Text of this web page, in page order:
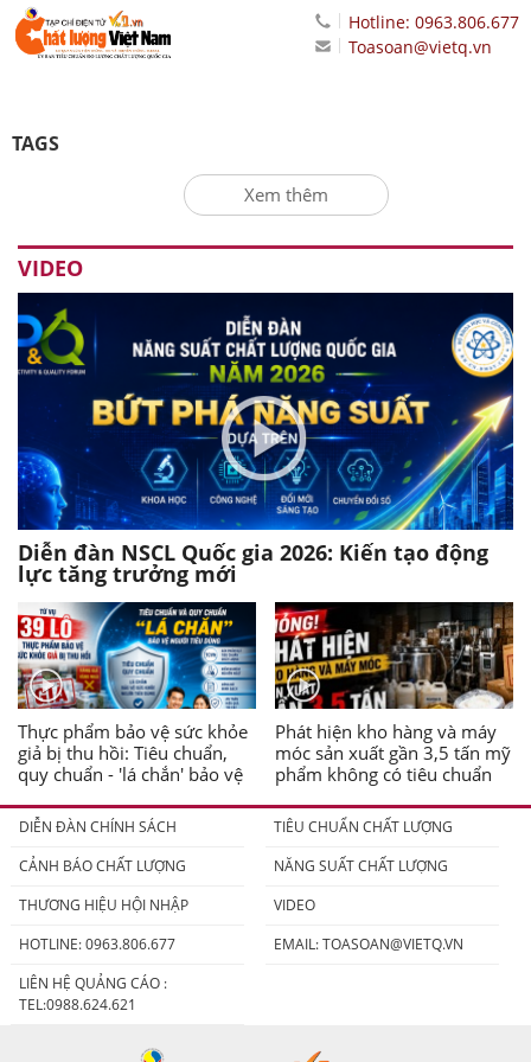
Hotline: 0963.806.677
Toasoan@vietq.vn
TAGS
Xem thêm
VIDEO
Diễn đàn NSCL Quốc gia 2026: Kiến tạo động
lực tăng trưởng mới
Thực phẩm bảo vệ sức khỏe
giả bị thu hồi: Tiêu chuẩn,
quy chuẩn - 'lá chắn' bảo vệ
Phát hiện kho hàng và máy
móc sản xuất gần 3,5 tấn mỹ
phẩm không có tiêu chuẩn
DIỄN ĐÀN CHÍNH SÁCH
TIÊU CHUẨN CHẤT LƯỢNG
CẢNH BÁO CHẤT LƯỢNG
NĂNG SUẤT CHẤT LƯỢNG
THƯƠNG HIỆU HỘI NHẬP
VIDEO
HOTLINE: 0963.806.677
EMAIL:TOASOAN@VIETQ.VN
LIÊN HỆ QUẢNG CÁO :
TEL:0988.624.621